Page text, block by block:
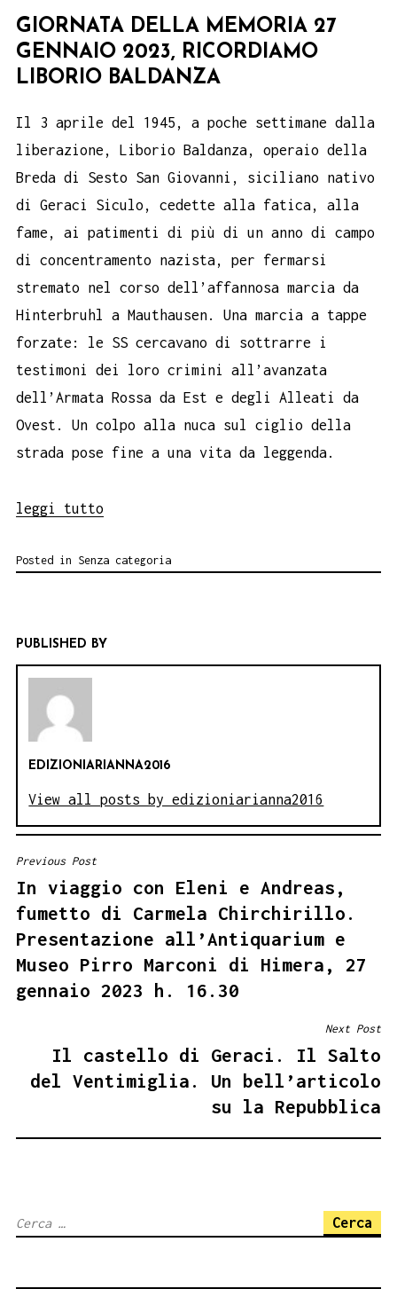
GIORNATA DELLA MEMORIA 27
GENNAIO 2023, RICORDIAMO
LIBORIO BALDANZA
Il 3 aprile del 1945, a poche settimane dalla
liberazione, Liborio Baldanza, operaio della
Breda di Sesto San Giovanni, siciliano nativo
di Geraci Siculo, cedette alla fatica, alla
fame, ai patimenti di più di un anno di campo
di concentramento nazista, per fermarsi
stremato nel corso dell’affannosa marcia da
Hinterbruhl a Mauthausen. Una marcia a tappe
forzate: le SS cercavano di sottrarre i
testimoni dei loro crimini all’avanzata
dell’Armata Rossa da Est e degli Alleati da
Ovest. Un colpo alla nuca sul ciglio della
strada pose fine a una vita da leggenda.
leggi tutto
Posted in Senza categoria
PUBLISHED BY
EDIZIONIARIANNA2016
View all posts by edizioniarianna2016
NAVIGAZIONE
ARTICOLI
Previous Post
In viaggio con Eleni e Andreas,
fumetto di Carmela Chirchirillo.
Presentazione all’Antiquarium e
Museo Pirro Marconi di Himera, 27
gennaio 2023 h. 16.30
Next Post
Il castello di Geraci. Il Salto
del Ventimiglia. Un bell’articolo
su la Repubblica
Ricerca